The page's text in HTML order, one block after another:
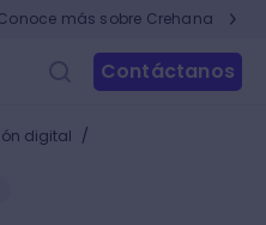
más sobre Crehana
Contáctanos
digital /